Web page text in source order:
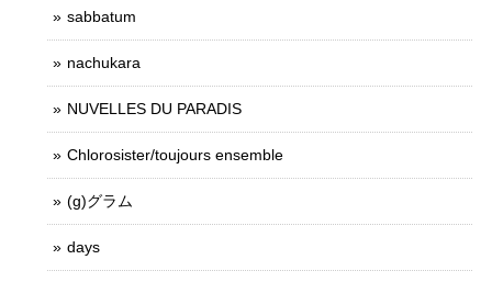
sabbatum
nachukara
NUVELLES DU PARADIS
Chlorosister/toujours ensemble
(g)グラム
days